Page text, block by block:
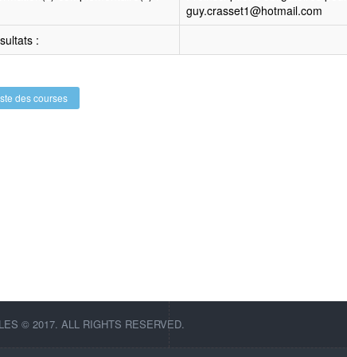
guy.crasset1@hotmail.com
:
des courses
© 2017. ALL RIGHTS RESERVED.